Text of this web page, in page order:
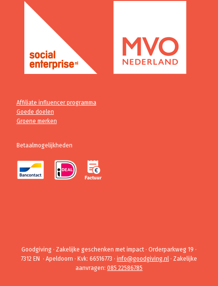
Affiliate influencer programma
Goede doelen
Groene merken
Betaalmogelijkheden
Goodgiving · Zakelijke geschenken met impact · Orderparkweg 19 ·
7312 EN · Apeldoorn · Kvk: 66516773 · info@goodgiving.nl· Zakelijke
aanvragen: 085 22586785